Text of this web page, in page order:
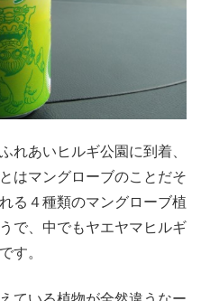
れあいヒルギ公園に到着、
はマングローブのことだそ
る４種類のマングローブ植
で、中でもヤエヤマヒルギ
す。